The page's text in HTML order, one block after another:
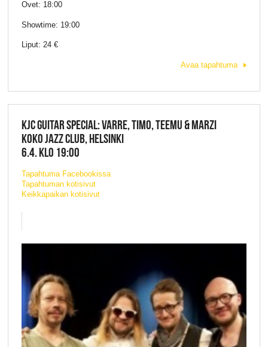
Ovet: 18:00
Showtime: 19:00
Liput: 24 €
Avaa tapahtuma
KJC GUITAR SPECIAL: VARRE, TIMO, TEEMU & MARZI
KOKO JAZZ CLUB, HELSINKI
6.4. KLO 19:00
Tapahtuma Facebookissa
Tapahtuman kotisivut
Keikkapaikan kotisivut